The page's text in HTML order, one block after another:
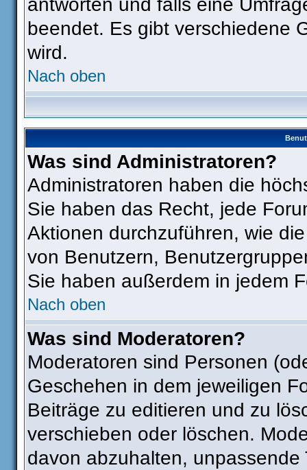
beendet. Es gibt verschiedene
wird.
Nach oben
Was sind Administratoren?
Administratoren haben die
Sie haben das Recht, jede
Aktionen durchzuführen, wie
von Benutzern,
Sie haben außerdem in jedem
Nach oben
Was sind Moderatoren?
Moderatoren sind Personen
Geschehen in dem jeweiligen
Beiträge zu editieren und zu
verschieben oder löschen.
davon abzuhalten,